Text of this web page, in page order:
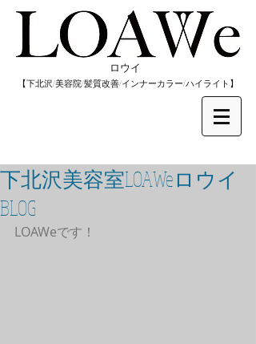
​ロウイ
​【下北沢/美容院/髪質改善/インナーカラー/​ハイライト】
下北沢美容室LOAWeロウイ
BLOG
LOAWeです！